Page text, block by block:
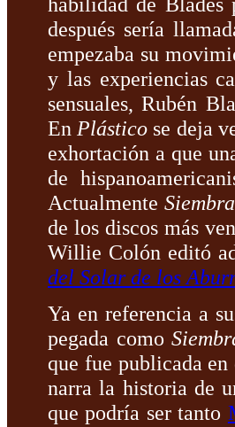
después sería
empezaba su
y las experiencias
sensuales, Rubén
En Plástico se deja
exhortación a que
de
ActualmenteSiembra
de los discos más
Willie Colón editó
del Solar de los
Ya en referencia a
pegada como
que fue publicada en
narra la historia de
que podría ser tanto